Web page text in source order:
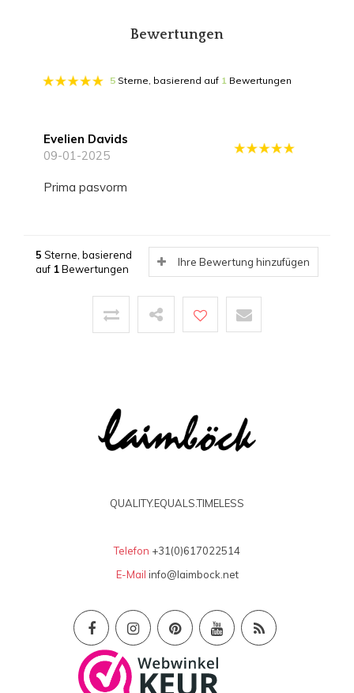
Bewertungen
5 Sterne, basierend auf 1 Bewertungen
Evelien Davids
09-01-2025
Prima pasvorm
5 Sterne, basierend
auf 1Bewertungen
Ihre Bewertung hinzufügen
QUALITY.EQUALS.TIMELESS
Telefon +31(0)617022514
E-Mail info@laimbock.net